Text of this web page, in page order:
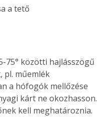
a tető
75° közötti hajlásszögű
pl. műemlék
a hófogók mellőzése
kárt ne okozhasson.
kell meghatároznia.